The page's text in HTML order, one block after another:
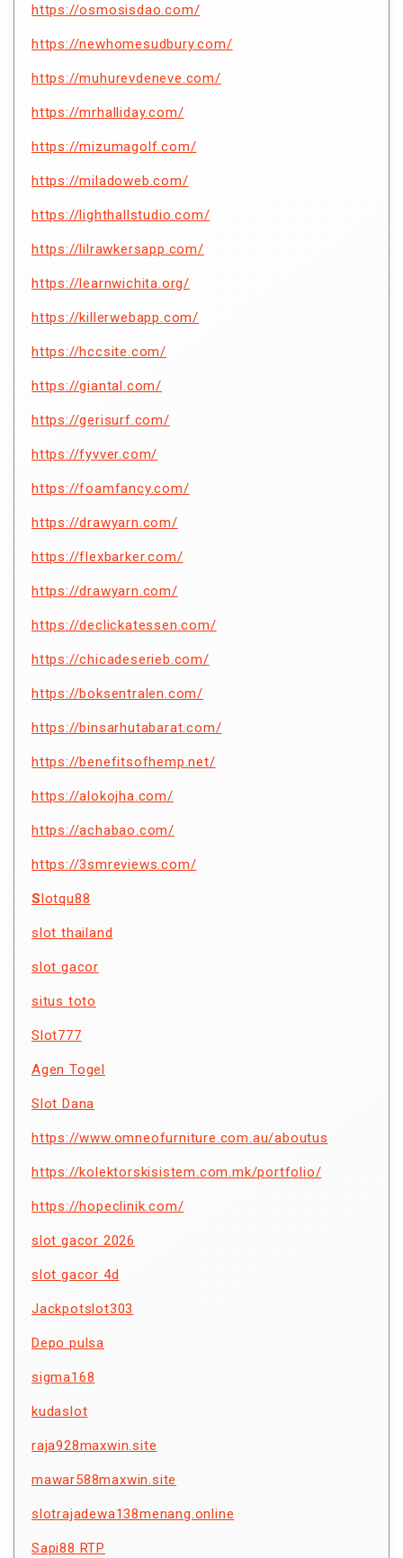
https://osmosisdao.com/
https://newhomesudbury.com/
https://muhurevdeneve.com/
https://mrhalliday.com/
https://mizumagolf.com/
https://miladoweb.com/
https://lighthallstudio.com/
https://lilrawkersapp.com/
https://learnwichita.org/
https://killerwebapp.com/
https://hccsite.com/
https://giantal.com/
https://gerisurf.com/
https://fyvver.com/
https://foamfancy.com/
https://drawyarn.com/
https://flexbarker.com/
https://drawyarn.com/
https://declickatessen.com/
https://chicadeserieb.com/
https://boksentralen.com/
https://binsarhutabarat.com/
https://benefitsofhemp.net/
https://alokojha.com/
https://achabao.com/
https://3smreviews.com/
Slotqu88
slot thailand
slot gacor
situs toto
Slot777
Agen Togel
Slot Dana
https://www.omneofurniture.com.au/aboutus
https://kolektorskisistem.com.mk/portfolio/
https://hopeclinik.com/
slot gacor 2026
slot gacor 4d
Jackpotslot303
Depo pulsa
sigma168
kudaslot
raja928maxwin.site
mawar588maxwin.site
slotrajadewa138menang.online
Sapi88 RTP